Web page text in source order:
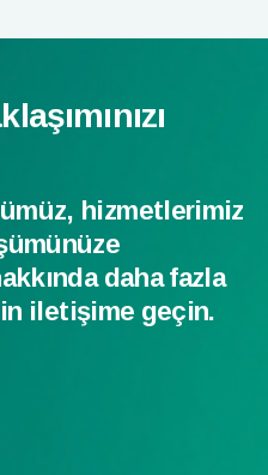
hizmetlerimiz
daha fazla
iletişime geçin.